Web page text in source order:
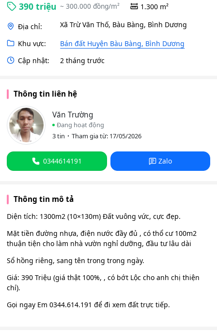
390 triệu ~ 300.000 đồng/m² 1.300 m²
Địa chỉ: Xã Trừ Văn Thố, Bàu Bàng, Bình Dương
Khu vực:
Bán đất Huyện Bàu Bàng, Bình Dương
Cập nhật:
2 tháng trước
Thông tin liên hệ
Văn Trường
Đang hoạt động
3 tin
Tham gia từ: 17/05/2026
0344614191 Zalo
Thông tin mô tả
Diện tích: 1300m2 (10×130m) Đất vuông vức, cực đẹp.
Mặt tiền đường nhựa, điện nước đầy đủ , có thổ cư 100m2
thuận tiện cho làm nhà vườn nghỉ dưỡng, đầu tư lâu dài
Sổ hồng riêng, sang tên trong trong ngày.
Giá: 390 Triệu (giá thật 100%, , có bớt Lộc cho anh chị thiện
chí).
Gọi ngay Em 0344.614.191 để đi xem đất trực tiếp.